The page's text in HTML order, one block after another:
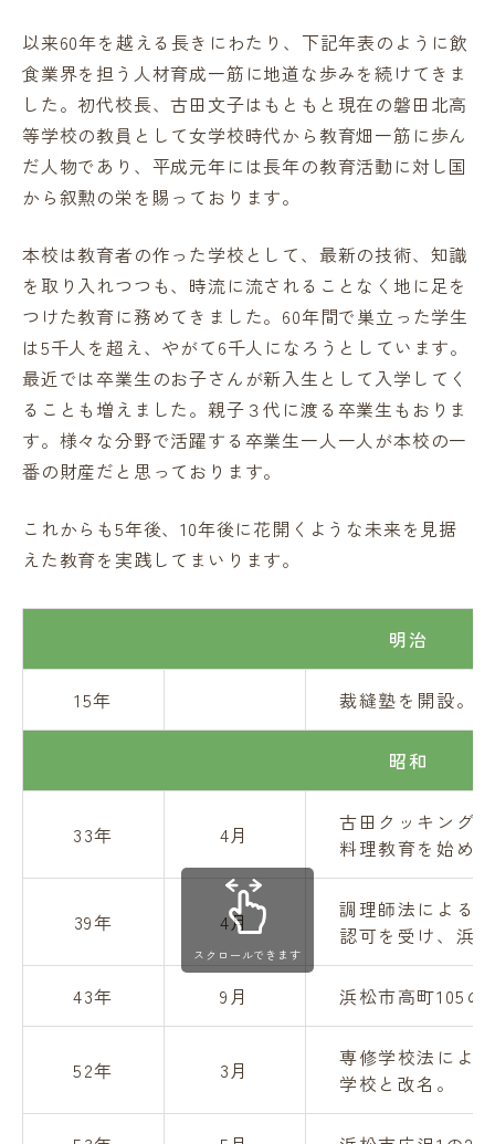
以来60年を越える長きにわたり、下記年表のように飲
食業界を担う人材育成一筋に地道な歩みを続けてきま
した。初代校長、古田文子はもともと現在の磐田北高
等学校の教員として女学校時代から教育畑一筋に歩ん
だ人物であり、平成元年には長年の教育活動に対し国
から叙勲の栄を賜っております。
本校は教育者の作った学校として、最新の技術、知識
を取り入れつつも、時流に流されることなく地に足を
つけた教育に務めてきました。60年間で巣立った学生
は5千人を超え、やがて6千人になろうとしています。
最近では卒業生のお子さんが新入生として入学してく
ることも増えました。親子３代に渡る卒業生もおりま
す。様々な分野で活躍する卒業生一人一人が本校の一
番の財産だと思っております。
これからも5年後、10年後に花開くような未来を見据
えた教育を実践してまいります。
明治
15年 裁縫塾を開設。
昭和
33年 4月
古田クッキング
料理教育を始め
39年 4月
調理師法による
認可を受け、浜
43年 9月 浜松市高町105
52年 3月
専修学校法によ
学校と改名。
スクロールできます